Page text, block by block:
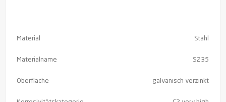
Material Stahl
Materialname S235
Oberfläche galvanisch verzinkt